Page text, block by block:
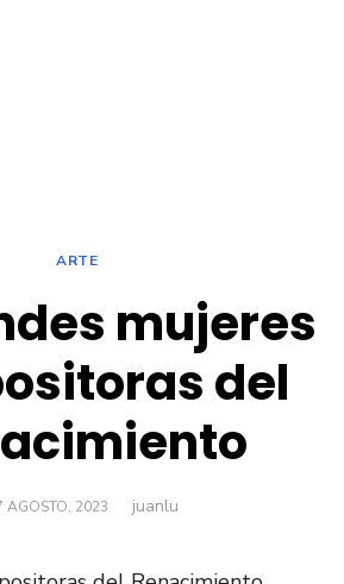
ARTE
mujeres
del
AGOSTO, 2023 Autor
juanlu